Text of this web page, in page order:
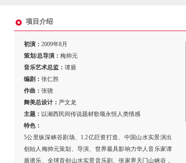
项目介绍
初演： 2009年8月
策划/总导演： 梅帅元
音乐艺术总监： 谭盾
编剧： 张仁胜
作曲： 张骁
舞美总设计： 严文龙
主题： 以湘西民间传说题材歌颂永恒人类情感
特色：
5公里纵深峡谷剧场、1.2亿巨资打造、中国山水实景演出
创始人梅帅元策划、导演、世界最具影响力华人音乐家谭
盾谱乐、全球首创山水实景音乐剧、张家界天门山峡谷，